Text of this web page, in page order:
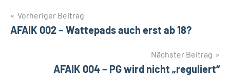
Beitrags-
Navigation
Vorheriger Beitrag
AFAIK 002 – Wattepads auch erst ab 18?
Nächster Beitrag
AFAIK 004 – PG wird nicht „reguliert“